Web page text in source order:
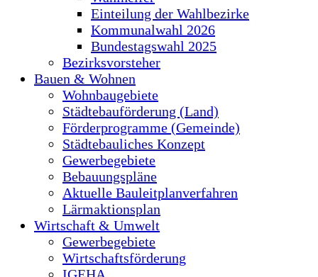
Einteilung der Wahlbezirke
Kommunalwahl 2026
Bundestagswahl 2025
Bezirksvorsteher
Bauen & Wohnen
Wohnbaugebiete
Städtebauförderung (Land)
Förderprogramme (Gemeinde)
Städtebauliches Konzept
Gewerbegebiete
Bebauungspläne
Aktuelle Bauleitplanverfahren
Lärmaktionsplan
Wirtschaft & Umwelt
Gewerbegebiete
Wirtschaftsförderung